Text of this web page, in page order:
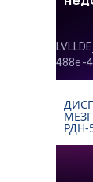
РДН-